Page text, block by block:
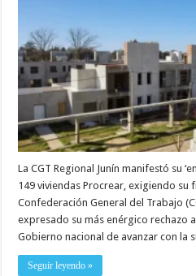
La CGT Regional Junín manifestó su
149 viviendas Procrear, exigiendo su
Confederación General del Trabajo
expresado su más enérgico rechazo
Gobierno nacional de avanzar con la
Seguir leyendo »